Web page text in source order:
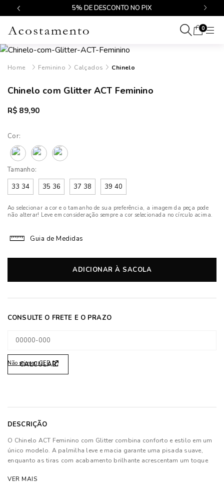
5% DE DESCONTO NO PIX
0
Feminino Calçados Chinelo
Chinelo com Glitter ACT Feminino
R$ 89,90
Cor:
Tamanho:
33 34
35 36 37 38 39 40
Ao selecionar a cor e o tamanho de sua preferência, a imagem da peça pode
não alterar! Leve em consideração sempre a cor selecionada no círculo acima.
Guia de Medidas
ADICIONAR À SACOLA
Não sei meu CEP
DESCRIÇÃO
O Chinelo ACT Feminino com Glitter combina conforto e estilo em um
único modelo. A palmilha leve e macia garante uma pisada suave,
enquanto as tiras com acabamento brilhante acrescentam um toque
detalhes gráficos exclusivos, reforçando a identidade da marca e
VER MAIS